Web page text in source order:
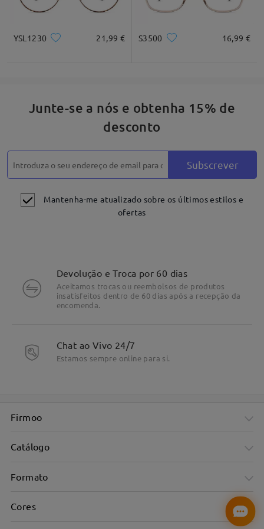
Descrição do produto
YSL1230 21,99 € S3500 16,99 €
Junte-se a nós e obtenha 15% de
desconto
Subscrever
Mantenha-me atualizado sobre os últimos estilos e
ofertas
Devolução e Troca por 60 dias
Aceitamos trocas ou reembolsos de produtos
insatisfeitos dentro de 60 dias após a recepção da
encomenda.
Chat ao Vivo 24/7
Estamos sempre online para si.
Firmoo
Catálogo
Formato
Cores